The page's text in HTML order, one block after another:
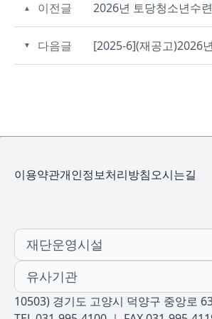
이전글
다음글
10503) 경기도 고양시 덕양구 중앙로
이용약관개인정보처리방침오시는길
재단운영시설
유사기관